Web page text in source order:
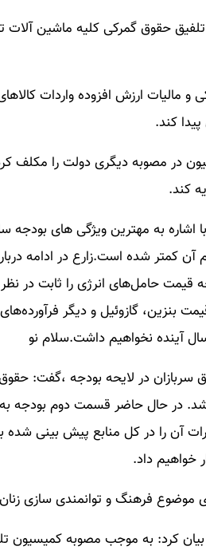
حقوق گمرکی کلیه ماشین آلات
مالیات ارزش افزوده واردات
کند.
در مصوبه دیگری دولت را مکلف
کند.
به مهترین ویژگی های بودجه
کمتر شده است.زارع در ادامه
قیمت حامل‌های انرژی را ثابت در
آینده نخواهیم داشت.سلام نو
سربازان در لایحه بودجه ،گفت:
سال ۱۴۰۲ اعمال خواهد شد. در حال حاضر قسمت
آن را در کل منابع پیش بینی شده
خواهیم داد.
بیان کرد: به موجب مصوبه